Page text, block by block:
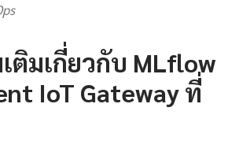
ติมเกี่ยวกับ MLflow
IoT Gateway ที่